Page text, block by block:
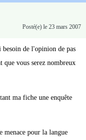
Posté(e) le 23 mars 2007
de l'opinion de pas
que vous serez nombreux
ma fiche une enquête
menace pour la langue